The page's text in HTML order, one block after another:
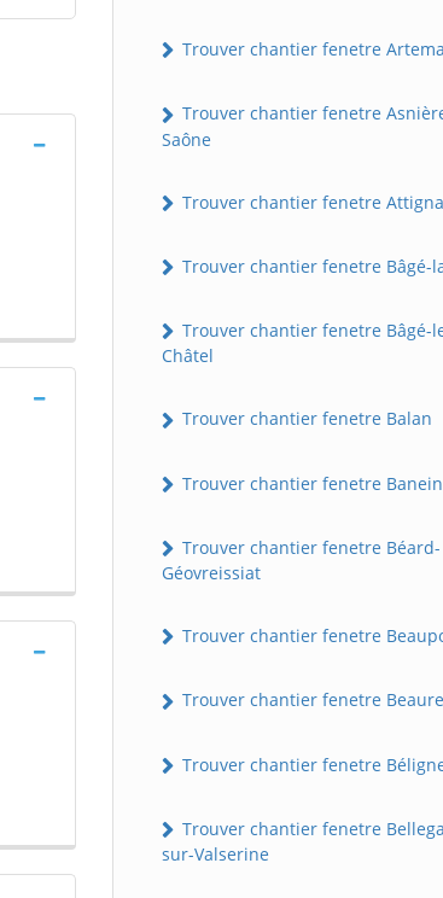
Trouver chantier fenetre
Trouver chantier fenetre
Saône
Trouver chantier fenetre
Trouver chantier fenetre Bâgé-
Trouver chantier fenetre Bâgé-
Châtel
Trouver chantier fenetre Balan
Trouver chantier fenetre
Trouver chantier fenetre Béard-
Géovreissiat
Trouver chantier fenetre
Trouver chantier fenetre
Trouver chantier fenetre
Trouver chantier fenetre
sur-Valserine